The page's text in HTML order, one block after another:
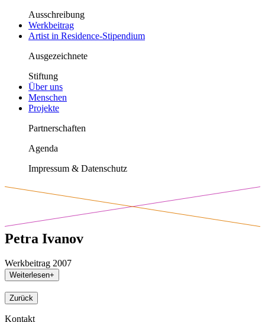
Ausschreibung
Werkbeitrag
Artist in Residence-Stipendium
Ausgezeichnete
Stiftung
Über uns
Menschen
Projekte
Partnerschaften
Agenda
Impressum & Datenschutz
Petra Ivanov
Werkbeitrag 2007
Weiterlesen+
Zurück
Kontakt